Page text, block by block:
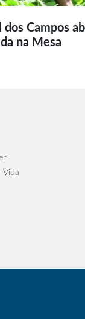
Campos
na Mesa
Vida